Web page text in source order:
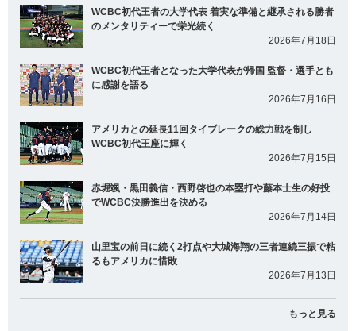
WCBC初代王者の大学代表 着実な準備と継承される勝者
のメンタリティーで栄光続く
2026年7月18日
WCBC初代王者となった大学代表が帰国 監督・選手とも
に感謝を語る
2026年7月16日
アメリカとの延長11回タイブレークの総力戦を制し
WCBC初代王座に輝く
2026年7月15日
赤堀颯・黒田義信・西野啓也の本塁打や藤本士生の好投
でWCBC決勝進出を決める
2026年7月14日
山里宝の前日に続く2打点や大城海翔の三者連続三振で粘
るもアメリカに惜敗
2026年7月13日
もっと見る